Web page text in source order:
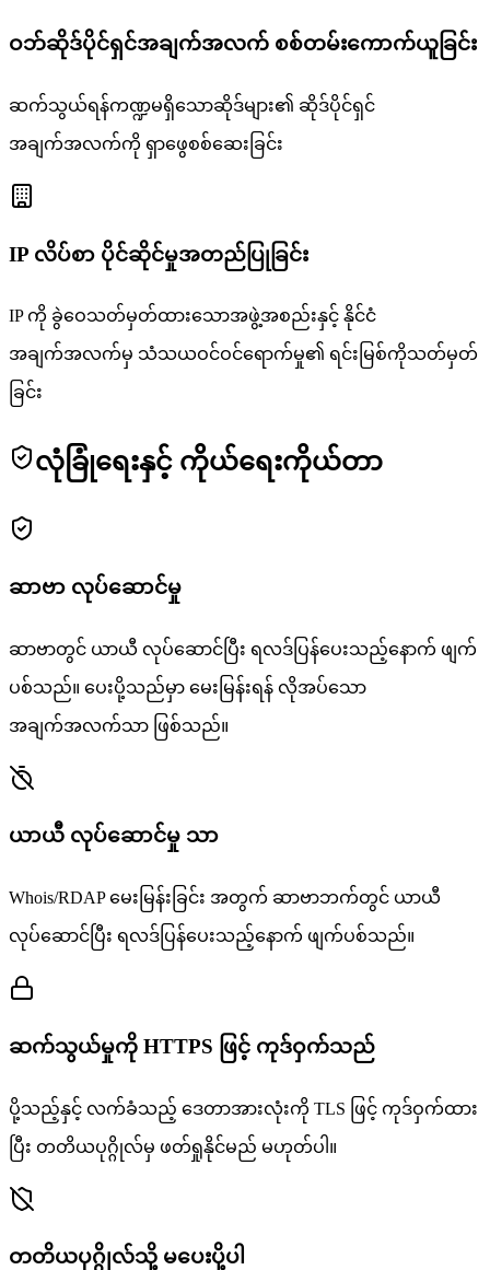
ဝဘ်ဆိုဒ်ပိုင်ရှင်အချက်အလက် စစ်တမ်းကောက်ယူခြင်း
ဆက်သွယ်ရန်ကဏ္ဍမရှိသောဆိုဒ်များ၏ ဆိုဒ်ပိုင်ရှင်
အချက်အလက်ကို ရှာဖွေစစ်ဆေးခြင်း
IP လိပ်စာ ပိုင်ဆိုင်မှုအတည်ပြုခြင်း
IP ကို ခွဲဝေသတ်မှတ်ထားသောအဖွဲ့အစည်းနှင့် နိုင်ငံ
အချက်အလက်မှ သံသယဝင်ဝင်ရောက်မှု၏ ရင်းမြစ်ကိုသတ်မှတ်
ခြင်း
လုံခြုံရေးနှင့် ကိုယ်ရေးကိုယ်တာ
ဆာဗာ လုပ်ဆောင်မှု
ဆာဗာတွင် ယာယီ လုပ်ဆောင်ပြီး ရလဒ်ပြန်ပေးသည့်နောက် ဖျက်
ပစ်သည်။ ပေးပို့သည်မှာ မေးမြန်းရန် လိုအပ်သော
အချက်အလက်သာ ဖြစ်သည်။
ယာယီ လုပ်ဆောင်မှု သာ
Whois/RDAP မေးမြန်းခြင်း အတွက် ဆာဗာဘက်တွင် ယာယီ
လုပ်ဆောင်ပြီး ရလဒ်ပြန်ပေးသည့်နောက် ဖျက်ပစ်သည်။
ဆက်သွယ်မှုကို HTTPS ဖြင့် ကုဒ်ဝှက်သည်
ပို့သည့်နှင့် လက်ခံသည့် ဒေတာအားလုံးကို TLS ဖြင့် ကုဒ်ဝှက်ထား
ပြီး တတိယပုဂ္ဂိုလ်မှ ဖတ်ရှုနိုင်မည် မဟုတ်ပါ။
တတိယပုဂ္ဂိုလ်သို့ မပေးပို့ပါ